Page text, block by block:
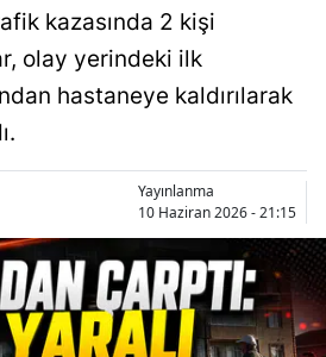
kazasında 2 kişi
olay yerindeki ilk
hastaneye kaldırılarak
Yayınlanma
10 Haziran 2026 - 21:15